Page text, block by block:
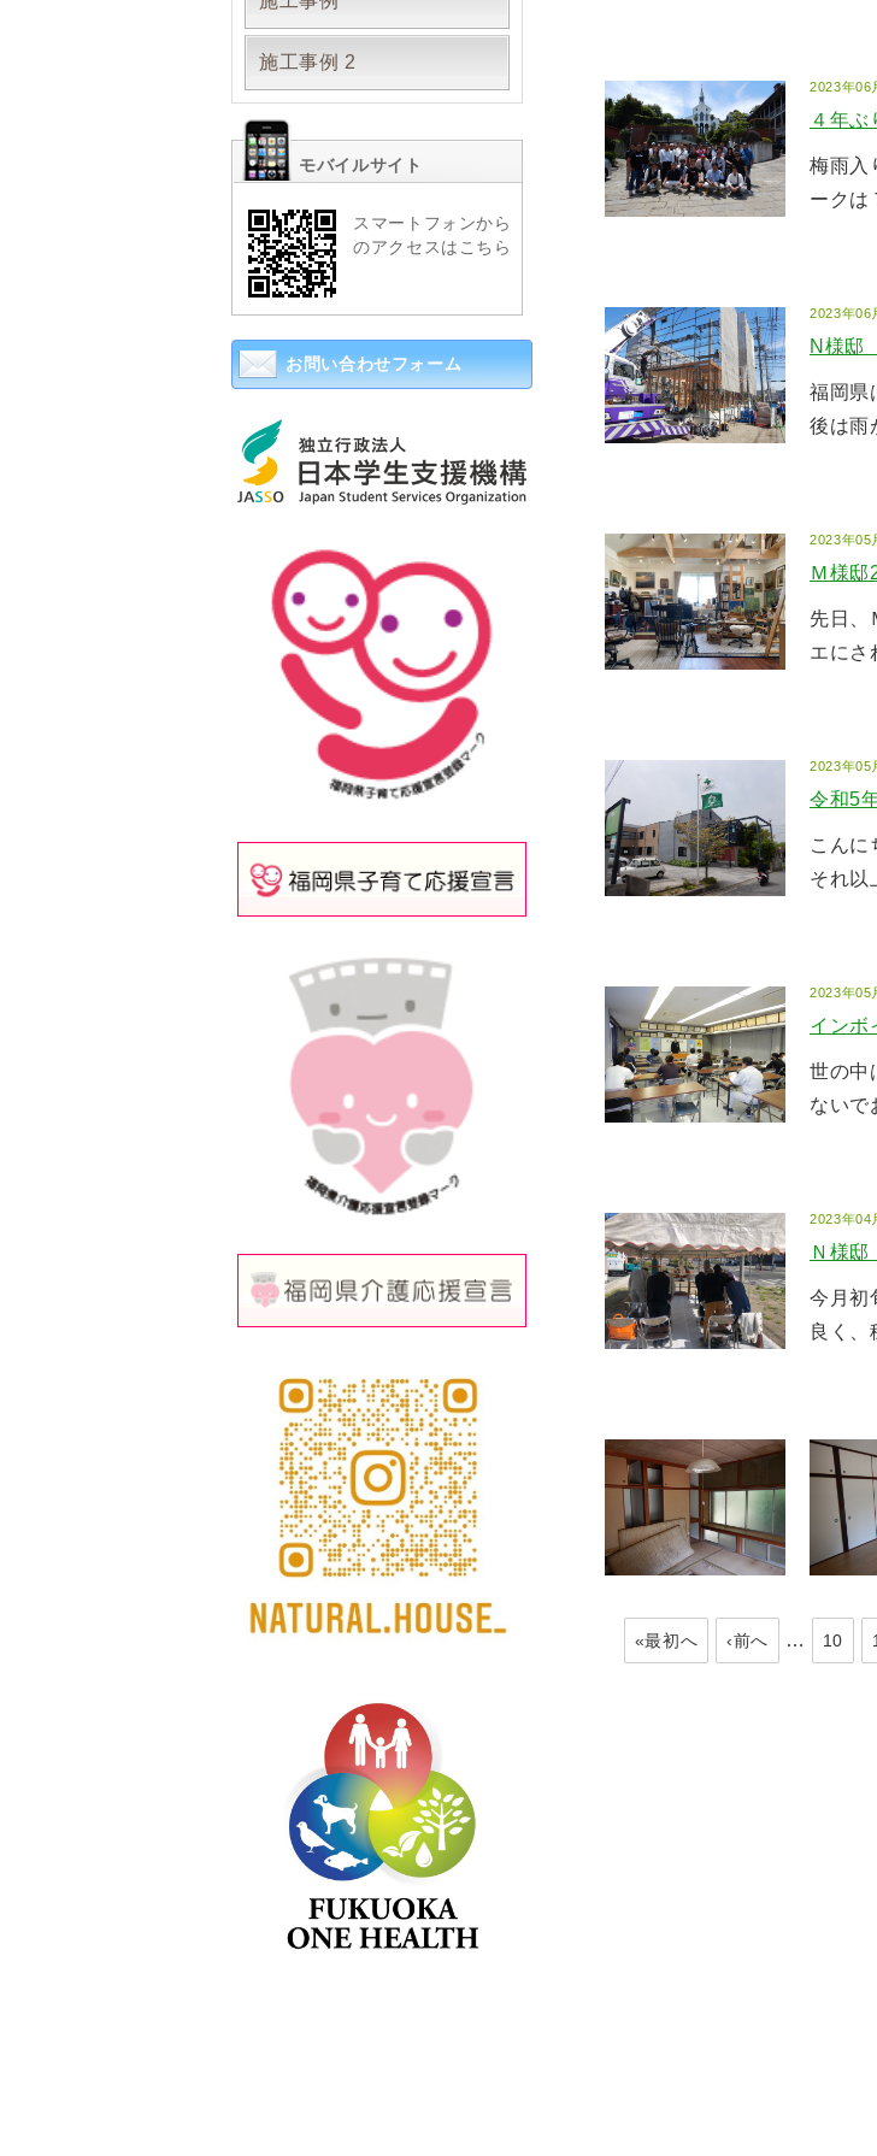
2023年06
４年ぶ
梅雨入
ークは
2023年06
N様邸
福岡県
後は雨
2023年05
Ｍ様邸
先日、
エにさ
2023年05
令和5
こんに
それ以
2023年05
インボ
世の中
ないで
2023年04
Ｎ様
今月初
良く、
«最初へ ‹前へ … 10
施工事例 2
モバイルサイト
スマートフォンから
のアクセスはこちら
お問い合わせフォーム